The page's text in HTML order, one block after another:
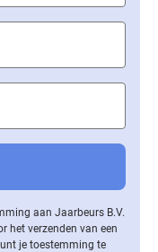
aan Jaarbeurs B.V.
het verzenden van een
je toestemming te